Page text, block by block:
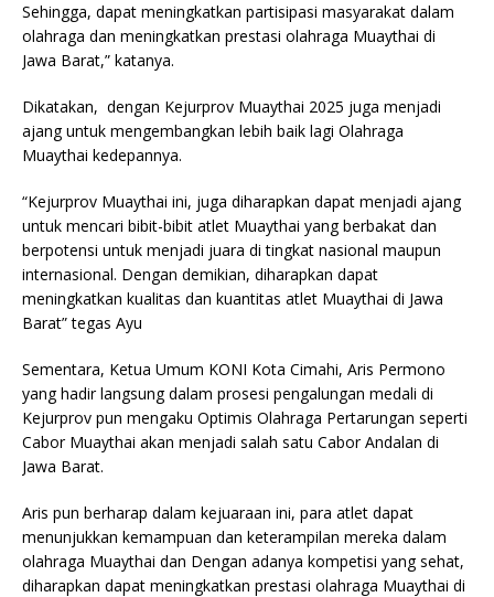
Sehingga, dapat meningkatkan partisipasi masyarakat dalam
olahraga dan meningkatkan prestasi olahraga Muaythai di
Jawa Barat,” katanya.
Dikatakan, dengan Kejurprov Muaythai 2025 juga menjadi
ajang untuk mengembangkan lebih baik lagi Olahraga
Muaythai kedepannya.
“Kejurprov Muaythai ini, juga diharapkan dapat menjadi ajang
untuk mencari bibit-bibit atlet Muaythai yang berbakat dan
berpotensi untuk menjadi juara di tingkat nasional maupun
internasional. Dengan demikian, diharapkan dapat
meningkatkan kualitas dan kuantitas atlet Muaythai di Jawa
Barat” tegas Ayu
Sementara, Ketua Umum KONI Kota Cimahi, Aris Permono
yang hadir langsung dalam prosesi pengalungan medali di
Kejurprov pun mengaku Optimis Olahraga Pertarungan seperti
Cabor Muaythai akan menjadi salah satu Cabor Andalan di
Jawa Barat.
Aris pun berharap dalam kejuaraan ini, para atlet dapat
menunjukkan kemampuan dan keterampilan mereka dalam
olahraga Muaythai dan Dengan adanya kompetisi yang sehat,
diharapkan dapat meningkatkan prestasi olahraga Muaythai di